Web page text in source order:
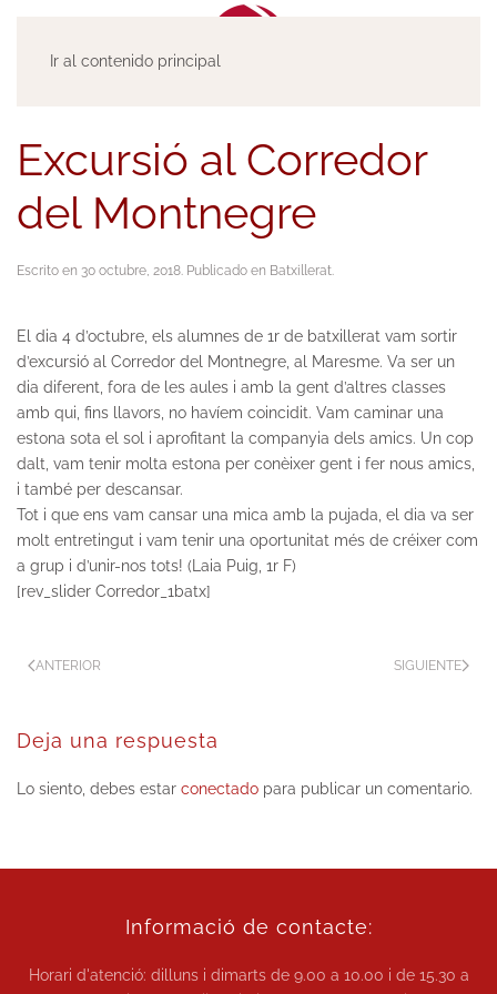
Ir al contenido principal
Excursió al Corredor
del Montnegre
Escrito en 30 octubre, 2018. Publicado en Batxillerat.
El dia 4 d’octubre, els alumnes de 1r de batxillerat vam sortir
d’excursió al Corredor del Montnegre, al Maresme. Va ser un
dia diferent, fora de les aules i amb la gent d’altres classes
amb qui, fins llavors, no havíem coincidit. Vam caminar una
estona sota el sol i aprofitant la companyia dels amics. Un cop
dalt, vam tenir molta estona per conèixer gent i fer nous amics,
i també per descansar.
Tot i que ens vam cansar una mica amb la pujada, el dia va ser
molt entretingut i vam tenir una oportunitat més de créixer com
a grup i d’unir-nos tots! (Laia Puig, 1r F)
[rev_slider Corredor_1batx]
ANTERIOR SIGUIENTE
Deja una respuesta
Lo siento, debes estar conectado para publicar un comentario.
Informació de contacte:
Horari d'atenció: dilluns i dimarts de9.00 a 10.00 i de 15.30 a